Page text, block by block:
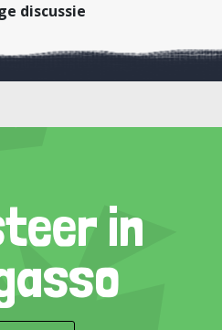
discussie
in